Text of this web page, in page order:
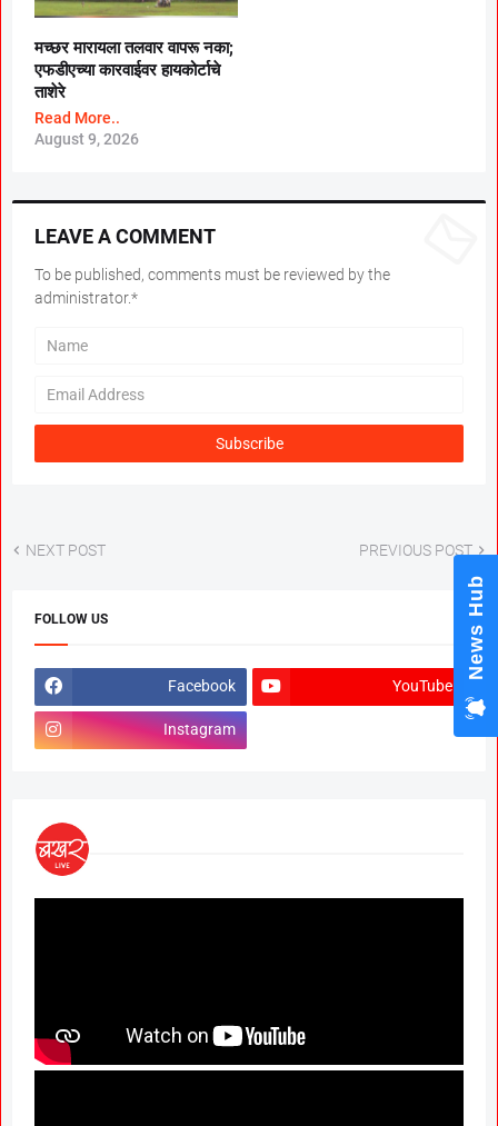
मच्छर मारायला तलवार वापरू नका;
एफडीएच्या कारवाईवर हायकोर्टाचे
ताशेरे
Read More..
August 9, 2026
LEAVE A COMMENT
To be published, comments must be reviewed by the
administrator.*
NEXT POST PREVIOUS POST
FOLLOW US
Facebook YouTube
Instagram
News Hub